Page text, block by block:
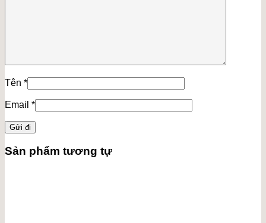
Tên *
Email *
Sản phẩm tương tự